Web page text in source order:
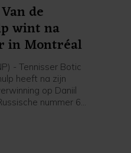
de
wint na
in Montréal
- Tennisser Botic
heeft na zijn
op Daniil
nummer 6